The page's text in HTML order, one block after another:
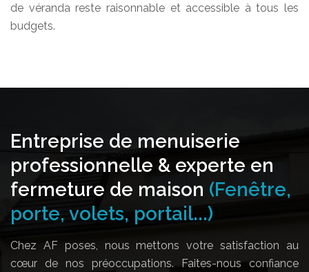
de véranda reste raisonnable et accessible à tous les
budgets.
Entreprise de menuiserie
professionnelle & experte en
fermeture de maison (Fenêtre,
porte, volets, portail...)
Chez AF poses, nous mettons votre satisfaction au
cœur de nos préoccupations. Faites-nous confiance